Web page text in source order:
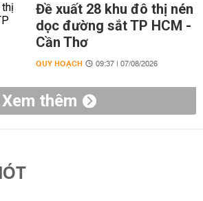
Đề xuất 28 khu đô thị nén
dọc đường sắt TP HCM -
Cần Thơ
QUY HOẠCH 09:37 | 07/08/2026
Xem thêm